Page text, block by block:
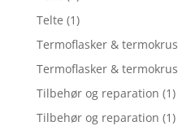
Telte (1)
Termoflasker & termokrus
Termoflasker & termokrus
Tilbehør og reparation (1)
Tilbehør og reparation (1)